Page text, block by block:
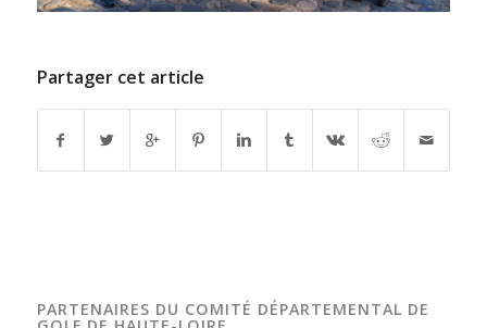
Partager cet article
PARTENAIRES DU COMITÉ DÉPARTEMENTAL DE